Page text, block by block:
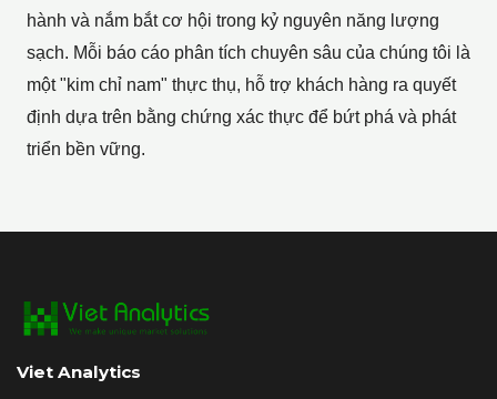
hành và nắm bắt cơ hội trong kỷ nguyên năng lượng
sạch. Mỗi báo cáo phân tích chuyên sâu của chúng tôi là
một "kim chỉ nam" thực thụ, hỗ trợ khách hàng ra quyết
định dựa trên bằng chứng xác thực để bứt phá và phát
triển bền vững.
Viet Analytics